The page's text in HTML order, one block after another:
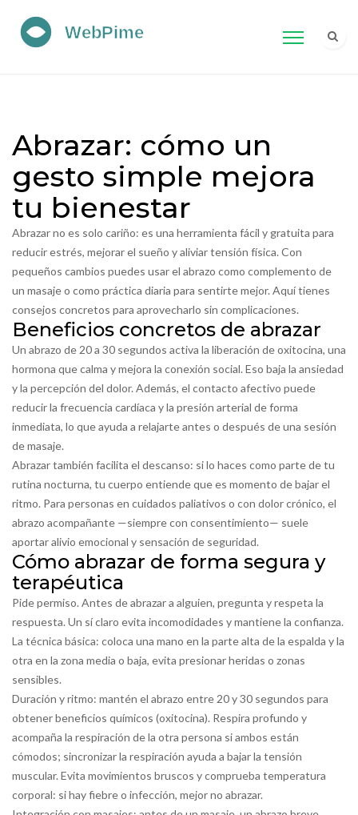
Abrazar: cómo un
gesto simple mejora
tu bienestar
Abrazar no es solo cariño: es una herramienta fácil y gratuita para
reducir estrés, mejorar el sueño y aliviar tensión física. Con
pequeños cambios puedes usar el abrazo como complemento de
un masaje o como práctica diaria para sentirte mejor. Aquí tienes
consejos concretos para aprovecharlo sin complicaciones.
Beneficios concretos de abrazar
Un abrazo de 20 a 30 segundos activa la liberación de oxitocina, una
hormona que calma y mejora la conexión social. Eso baja la ansiedad
y la percepción del dolor. Además, el contacto afectivo puede
reducir la frecuencia cardíaca y la presión arterial de forma
inmediata, lo que ayuda a relajarte antes o después de una sesión
de masaje.
Abrazar también facilita el descanso: si lo haces como parte de tu
rutina nocturna, tu cuerpo entiende que es momento de bajar el
ritmo. Para personas en cuidados paliativos o con dolor crónico, el
abrazo acompañante —siempre con consentimiento— suele
aportar alivio emocional y sensación de seguridad.
Cómo abrazar de forma segura y
terapéutica
Pide permiso. Antes de abrazar a alguien, pregunta y respeta la
respuesta. Un sí claro evita incomodidades y mantiene la confianza.
La técnica básica: coloca una mano en la parte alta de la espalda y la
otra en la zona media o baja, evita presionar heridas o zonas
sensibles.
Duración y ritmo: mantén el abrazo entre 20 y 30 segundos para
obtener beneficios químicos (oxitocina). Respira profundo y
acompaña la respiración de la otra persona si ambos están
cómodos; sincronizar la respiración ayuda a bajar la tensión
muscular. Evita movimientos bruscos y comprueba temperatura
corporal: si hay fiebre o infección, mejor no abrazar.